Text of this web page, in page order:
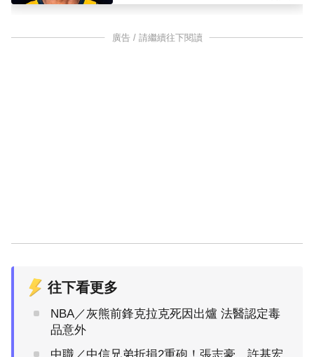
廣告 / 請繼續往下閱讀
往下看更多
NBA／灰熊前鋒克拉克死因出爐 法醫認定毒
品意外